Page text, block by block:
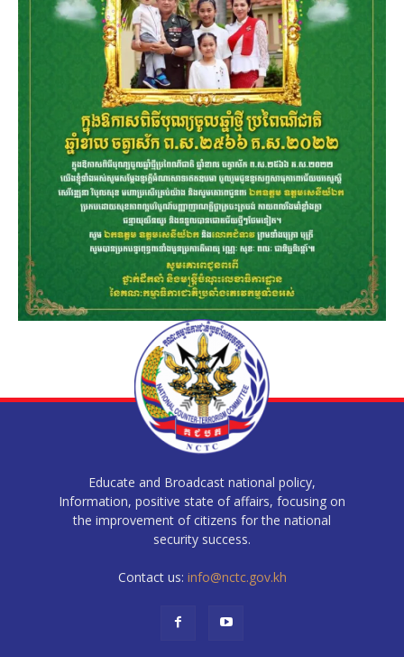
Educate and Broadcast national policy,
Information, positive state of affairs, focusing on
the improvement of citizens for the national
security success.
Contact us: info@nctc.gov.kh